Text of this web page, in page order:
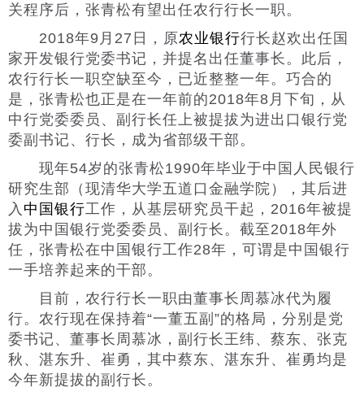
关程序后，张青松有望出任农行行长一职。
2018年9月27日，原农业银行行长赵欢出任国
家开发银行党委书记，并提名出任董事长。此后，
农行行长一职空缺至今，已近整整一年。巧合的
是，张青松也正是在一年前的2018年8月下旬，从
中行党委委员、副行长任上被提拔为进出口银行党
委副书记、行长，成为省部级干部。
现年54岁的张青松1990年毕业于中国人民银行
研究生部（现清华大学五道口金融学院），其后进
入 中国银行工作，从基层研究员干起，2016年被提
拔为中国银行党委委员、副行长。截至2018年外
任，张青松在中国银行工作28年，可谓是中国银行
一手培养起来的干部。
目前，农行行长一职由董事长周慕冰代为履
行。农行现在保持着“一董五副”的格局，分别是党
委书记、董事长周慕冰，副行长王纬、蔡东、张克
秋、湛东升、崔勇，其中蔡东、湛东升、崔勇均是
今年新提拔的副行长。